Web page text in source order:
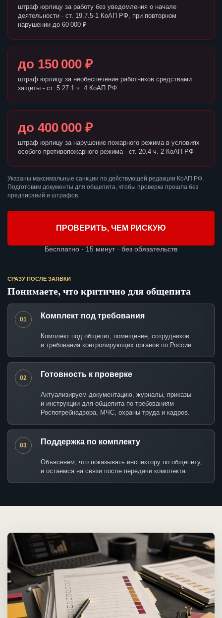
штраф юрлицу за работу без уведомления о начале
деятельности - ст. 19.7.5-1 КоАП РФ, при повторном
нарушении до 60 000 ₽
до 150 000 ₽
штраф юрлицу за необеспечение работников средствами
защиты - ст. 5.27.1 ч. 4 КоАП РФ
до 400 000 ₽
штраф юрлицу за нарушение пожарного режима в условиях
особого противопожарного режима - ст. 20.4 ч. 2 КоАП РФ
Указаны максимальные санкции по действующей редакции КоАП РФ.
Подготовим документы для общепита, чтобы проверка прошла без
предписаний и штрафов.
ПРОВЕРИТЬ, ЧЕМ РИСКУЮ
Бесплатно · 15 минут · без обязательств
СРАЗУ ПОСЛЕ ЗАЯВКИ
Понимаете, что критично для общепита
01 Комплект под требования
Комплект под общепит, помещение, сотрудников
и требования контролирующих органов по России.
02 Готовность к проверке
Актуализируем документацию, журналы, приказы
и инструкции для общепита по требованиям
Роспотребнадзора, МЧС, охраны труда и кадров.
03 Поддержка по комплекту
Объясняем, что показывать инспектору по общепиту,
и остаемся на связи после передачи комплекта.